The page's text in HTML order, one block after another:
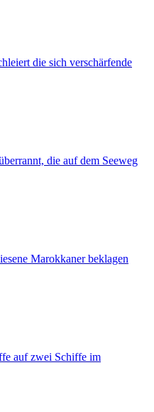
die sich verschärfende
die auf dem Seeweg
Marokkaner beklagen
auf zwei Schiffe im